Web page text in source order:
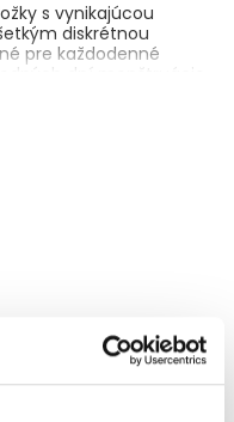
s vynikajúcou
diskrétnou
pre každodenné
dní menštruácie.
Vuokkoset vám
nežnú